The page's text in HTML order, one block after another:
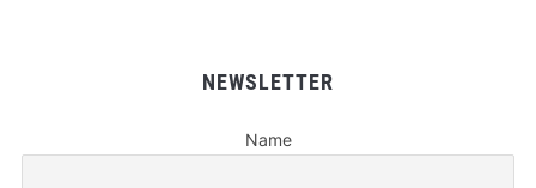
NEWSLETTER
Name